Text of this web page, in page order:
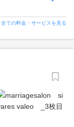
全ての料金・サービスを見る